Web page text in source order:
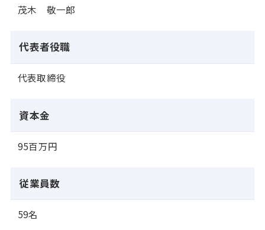
茂木 敬一郎
代表者役職
代表取締役
資本金
95百万円
従業員数
59名